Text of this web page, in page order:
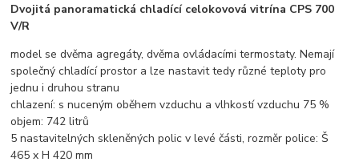
Dvojitá panoramatická chladící celokovová vitrína CPS 700
V/R
model se dvěma agregáty, dvěma ovládacími termostaty. Nemají
společný chladící prostor a lze nastavit tedy různé teploty pro
jednu i druhou stranu
chlazení: s nuceným oběhem vzduchu a vlhkostí vzduchu 75 %
objem: 742 litrů
5 nastavitelných skleněných polic v levé části, rozměr police: Š
465 x H 420 mm